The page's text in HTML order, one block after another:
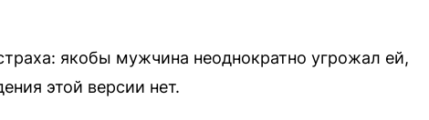
якобы мужчина неоднократно угрожал ей,
этой версии нет.